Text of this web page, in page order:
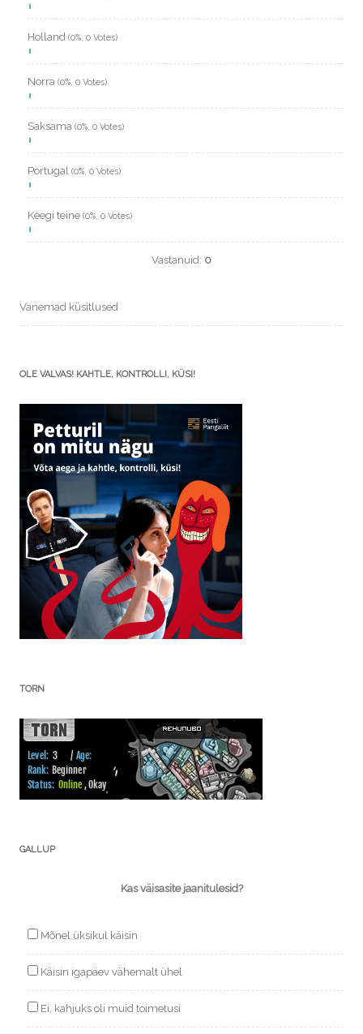
Holland (0%, 0 Votes)
Norra (0%, 0 Votes)
Saksama (0%, 0 Votes)
Portugal (0%, 0 Votes)
Keegi teine (0%, 0 Votes)
Vastanuid: 0
Vanemad küsitlused
OLE VALVAS! KAHTLE, KONTROLLI, KÜSI!
TORN
GALLUP
Kas väisasite jaanitulesid?
Mõnel üksikul käisin
Käisin igapäev vähemalt ühel
Ei, kahjuks oli muid toimetusi